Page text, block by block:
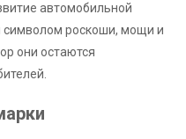
автомобильной
символом роскоши, мощи и
они остаются